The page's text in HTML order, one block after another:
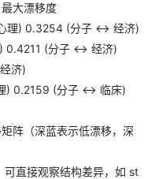
大漂移度
理) 0.3254 (分子 ↔ 经济)
0.4211 (分子 ↔ 经济)
济)
) 0.2159 (分子 ↔ 临床)
阵（深蓝表示低漂移，深
直接观察结构差异，如 st